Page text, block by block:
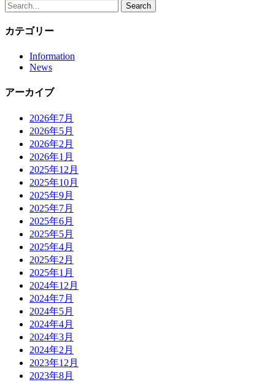
Search
カテゴリー
Information
News
アーカイブ
2026年7月
2026年5月
2026年2月
2026年1月
2025年12月
2025年10月
2025年9月
2025年7月
2025年6月
2025年5月
2025年4月
2025年2月
2025年1月
2024年12月
2024年7月
2024年5月
2024年4月
2024年3月
2024年2月
2023年12月
2023年8月